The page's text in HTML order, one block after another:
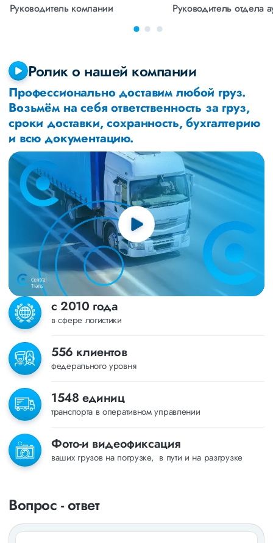
Руководитель компании Руководитель отдела
Ролик о нашей компании
Профессионально доставим любой груз.
Возьмём на себя ответственность за груз,
сроки доставки, сохранность, бухгалтерию
и всю документацию.
с 2010 года
в сфере логистики
556 клиентов
федерального уровня
1548 единиц
транспорта в оперативном управлении
Фото-и видеофиксация
ваших грузов на погрузке, в пути и на разгрузке
Вопрос - ответ